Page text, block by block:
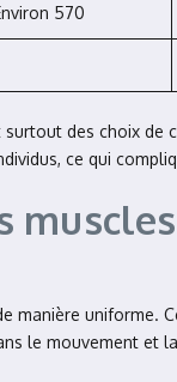
570
des choix de
ce qui
manière uniforme.
le mouvement et